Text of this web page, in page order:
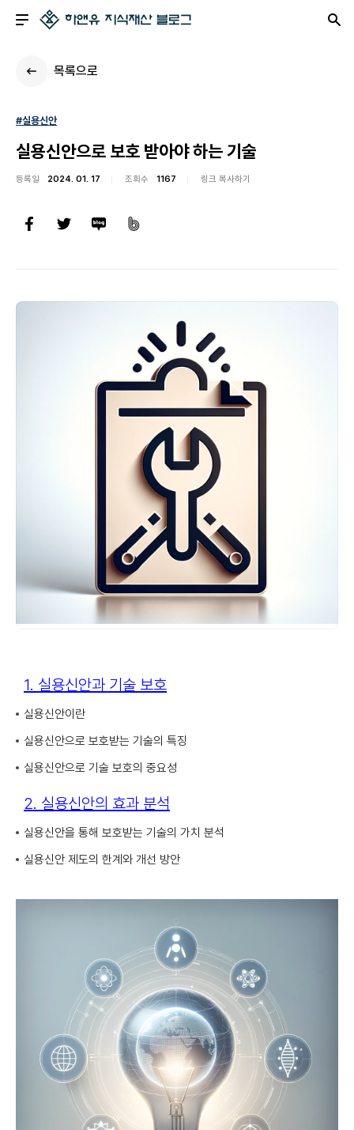
목록으로
#실용신안
실용신안으로 보호 받아야 하는 기술
등록일 2024. 01. 17 조회수 1167 링크 복사하기
1. 실용신안과 기술 보호
실용신안이란
실용신안으로 보호받는 기술의 특징
실용신안으로 기술 보호의 중요성
2. 실용신안의 효과 분석
실용신안을 통해 보호받는 기술의 가치 분석
실용신안 제도의 한계와 개선 방안